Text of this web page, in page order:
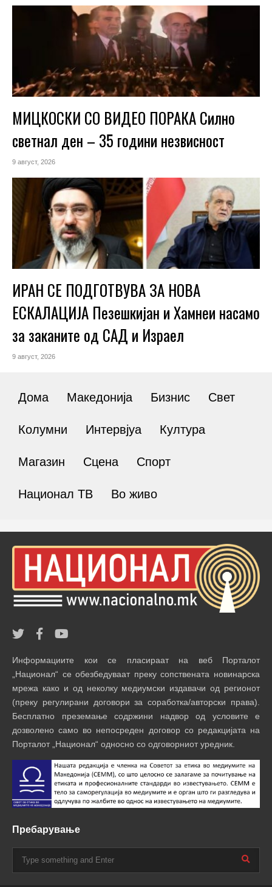
МИЦКОСКИ СО ВИДЕО ПОРАКА Силно
светнал ден – 35 години незвисност
9 август, 2026
ИРАН СЕ ПОДГОТВУВА ЗА НОВА
ЕСКАЛАЦИЈА Пезешкијан и Хамнеи насамо
за заканите од САД и Израел
9 август, 2026
Дома Македонија Бизнис Свет
Колумни Интервјуа Култура
Магазин Сцена Спорт
Национал ТВ Во живо
Информациите кои се пласираат на веб Порталот
„Национал“ се обезбедуваат преку сопствената новинарска
мрежа како и од неколку медиумски издавачи од регионот
(преку регулирани договори за соработка/авторски права).
Бесплатно преземање содржини надвор од условите е
дозволено само во непосреден договор со редакцијата на
Порталот „Национал“ односно со одговорниот уредник.
Пребарување